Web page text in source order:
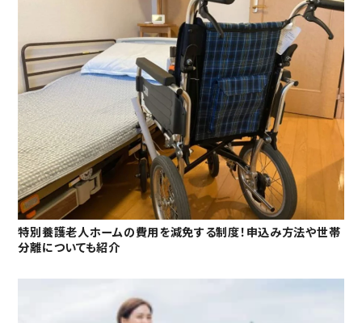
特別養護老人ホームの費用を減免する制度！申込み方法や世帯
分離についても紹介